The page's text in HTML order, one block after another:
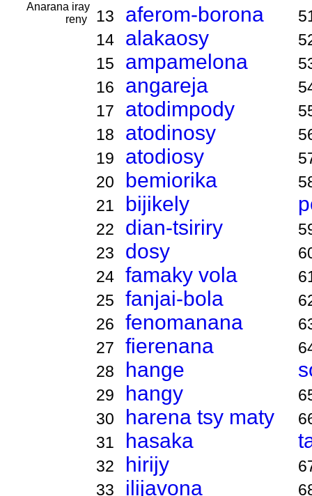
Anarana iray
reny
13 aferom-borona
14 alakaosy
15 ampamelona
16 angareja
17 atodimpody
18 atodinosy
19 atodiosy
20 bemiorika
21 bijikely
22 dian-tsiriry
23 dosy
24 famaky vola
25 fanjai-bola
26 fenomanana
27 fierenana
28 hange
29 hangy
30 harena tsy maty
31 hasaka
32 hirijy
33 ilijavona